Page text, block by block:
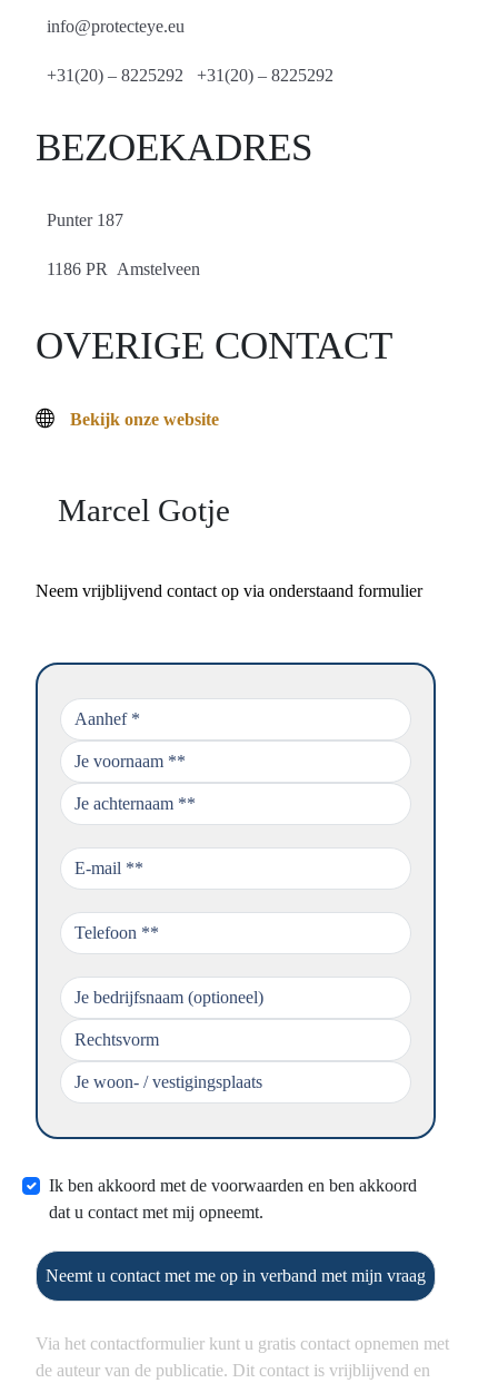
info@protecteye.eu
+31(20) – 8225292 +31(20) – 8225292
BEZOEKADRES
Punter 187
1186 PR Amstelveen
OVERIGE CONTACT
Bekijk onze website
Marcel Gotje
Neem vrijblijvend contact op via onderstaand formulier
Ik ben akkoord met de voorwaarden en ben akkoord
dat u contact met mij opneemt.
Neemt u contact met me op in verband met mijn vraag
Via het contactformulier kunt u gratis contact opnemen met
de auteur van de publicatie. Dit contact is vrijblijvend en